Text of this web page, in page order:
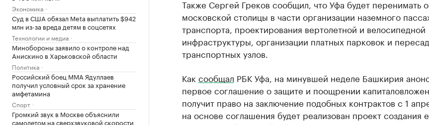
Экономика
Суд в США обязал Meta выплатить $942
млн из-за вреда детям в соцсетях
Технологии и медиа
Минобороны заявило о контроле над
Анискино в Харьковской области
Политика
Российский боец ММА Ядуллаев
получил условный срок за хранение
амфетамина
Спорт
Громкий звук в Москве объяснили
самолетом на сверхзвуковой скорости
Также Сергей Греков сообщил, что Уфа будет перенимать
московской столицы в части организации наземного
транспорта, проектирования вертолетной и велосипедной
инфраструктуры, организации платных парковок и
транспортных узлов.
Как сообщал РБК Уфа, на минувшей неделе Башкирия
первое соглашение о защите и поощрении
получит право на заключение подобных контрактов с 1
на основе соглашения будет реализован проект создания